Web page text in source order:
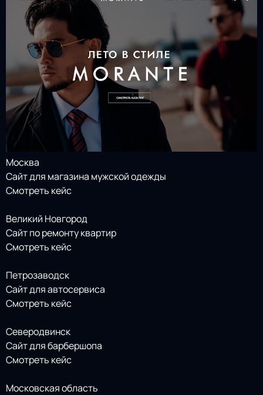
Москва
Сайт для магазина мужской одежды
Смотреть кейс
Великий Новгород
Сайт по ремонту квартир
Смотреть кейс
Петрозаводск
Сайт для автосервиса
Смотреть кейс
Северодвинск
Сайт для барбершопа
Смотреть кейс
Московская область